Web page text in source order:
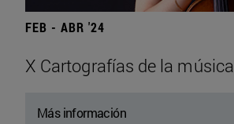
FEB - ABR '24
X Cartografías de la música
Más información